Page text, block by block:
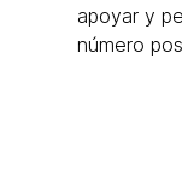
apoyar y
número